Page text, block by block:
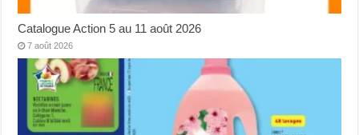
Catalogue Action 5 au 11 août 2026
7 août 2026